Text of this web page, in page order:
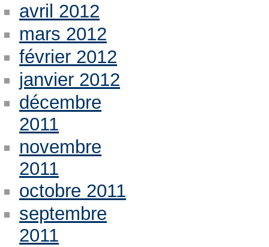
avril 2012
mars 2012
février 2012
janvier 2012
décembre
2011
novembre
2011
octobre 2011
septembre
2011